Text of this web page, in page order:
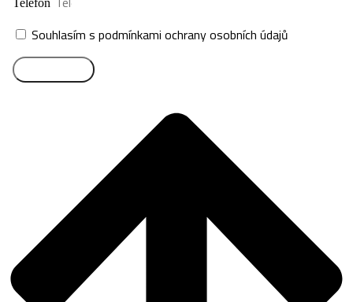
Telefon
Souhlasím s podmínkami ochrany osobních údajů